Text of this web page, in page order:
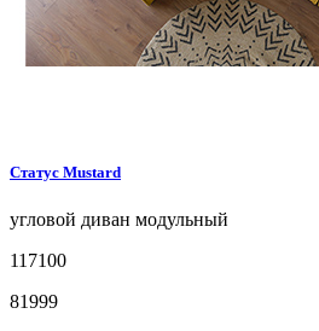
Статус Mustard
угловой диван модульный
117100
81999